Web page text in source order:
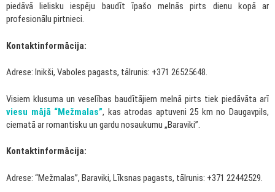
piedāvā lielisku iespēju baudīt īpašo melnās pirts dienu kopā ar
profesionālu pirtnieci.
Kontaktinformācija:
Adrese: Inikši, Vaboles pagasts, tālrunis: +371 26525648.
Visiem klusuma un veselības baudītājiem melnā pirts tiek piedāvāta arī
viesu mājā “Mežmalas”, kas atrodas aptuveni 25 km no Daugavpils,
ciematā ar romantisku un gardu nosaukumu „Baraviki”.
Kontaktinformācija:
Adrese: “Mežmalas”, Baraviki, Līksnas pagasts, tālrunis: +371 22442529.